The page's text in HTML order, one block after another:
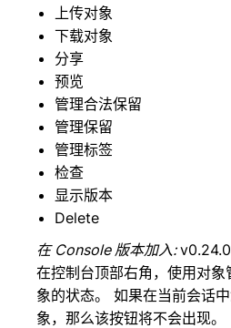
上传对象
下载对象
分享
预览
管理合法保留
管理保留
管理标签
检查
显示版本
Delete
在 Console 版本加入:v0.24.0
在控制台顶部右角，使用对
象的状态。 如果在当前会话
象，那么该按钮将不会出现。